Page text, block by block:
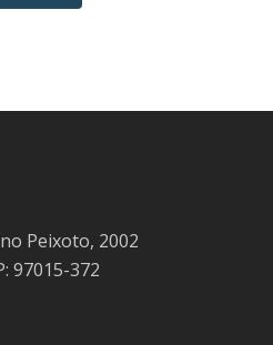
Peixoto, 2002
97015-372